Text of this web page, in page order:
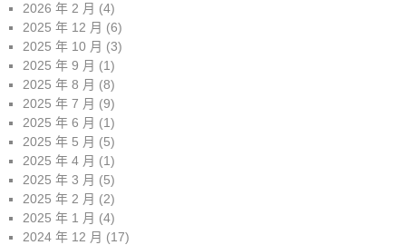
2026 年 2 月 (4)
2025 年 12 月 (6)
2025 年 10 月 (3)
2025 年 9 月 (1)
2025 年 8 月 (8)
2025 年 7 月 (9)
2025 年 6 月 (1)
2025 年 5 月 (5)
2025 年 4 月 (1)
2025 年 3 月 (5)
2025 年 2 月 (2)
2025 年 1 月 (4)
2024 年 12 月 (17)